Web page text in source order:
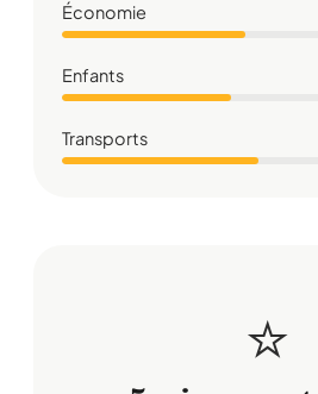
Économie
Enfants
Transports
⭐